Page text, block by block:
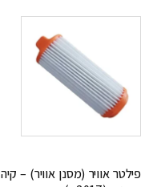
פילטר אוויר (מסנן אוויר) – קיה